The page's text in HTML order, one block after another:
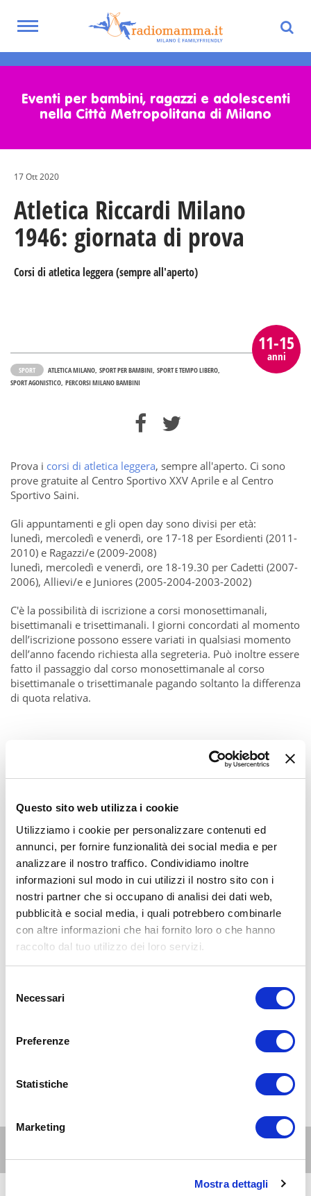
Questo sito web utilizza i cookie
Utilizziamo i cookie per personalizzare contenuti ed
annunci, per fornire funzionalità dei social media e per
analizzare il nostro traffico. Condividiamo inoltre
informazioni sul modo in cui utilizzi il nostro sito con i
nostri partner che si occupano di analisi dei dati web,
pubblicità e social media, i quali potrebbero combinarle
con altre informazioni che hai fornito loro o che hanno
raccolto dal tuo utilizzo dei loro servizi.
delNecessari
Preferenze
Statistiche
Marketing
Mostra dettagli
content
Toggle
Eventi per bambini, ragazzi e adolescenti
nella Città Metropolitana di Milano
17 Ott 2020
Atletica Riccardi Milano
1946: giornata di prova
Corsi di atletica leggera (sempre all'aperto)
11-15
anni
SPORT ATLETICA MILANO SPORT PER BAMBINI SPORT E TEMPO LIBERO
SPORT AGONISTICO PERCORSI MILANO BAMBINI
Prova i corsi di atletica leggera, sempre all'aperto. Ci sono
prove gratuite al Centro Sportivo XXV Aprile e al Centro
Sportivo Saini.
Gli appuntamenti e gli open day sono divisi per età:
lunedì, mercoledì e venerdì, ore 17-18 per Esordienti (2011-
2010) e Ragazzi/e (2009-2008)
lunedì, mercoledì e venerdì, ore 18-19.30 per Cadetti (2007-
2006), Allievi/e e Juniores (2005-2004-2003-2002)
C'è la possibilità di iscrizione a corsi monosettimanali,
bisettimanali e trisettimanali. I giorni concordati al momento
dell’iscrizione possono essere variati in qualsiasi momento
dell’anno facendo richiesta alla segreteria. Può inoltre essere
fatto il passaggio dal corso monosettimanale al corso
bisettimanale o trisettimanale pagando soltanto la differenza
di quota relativa.